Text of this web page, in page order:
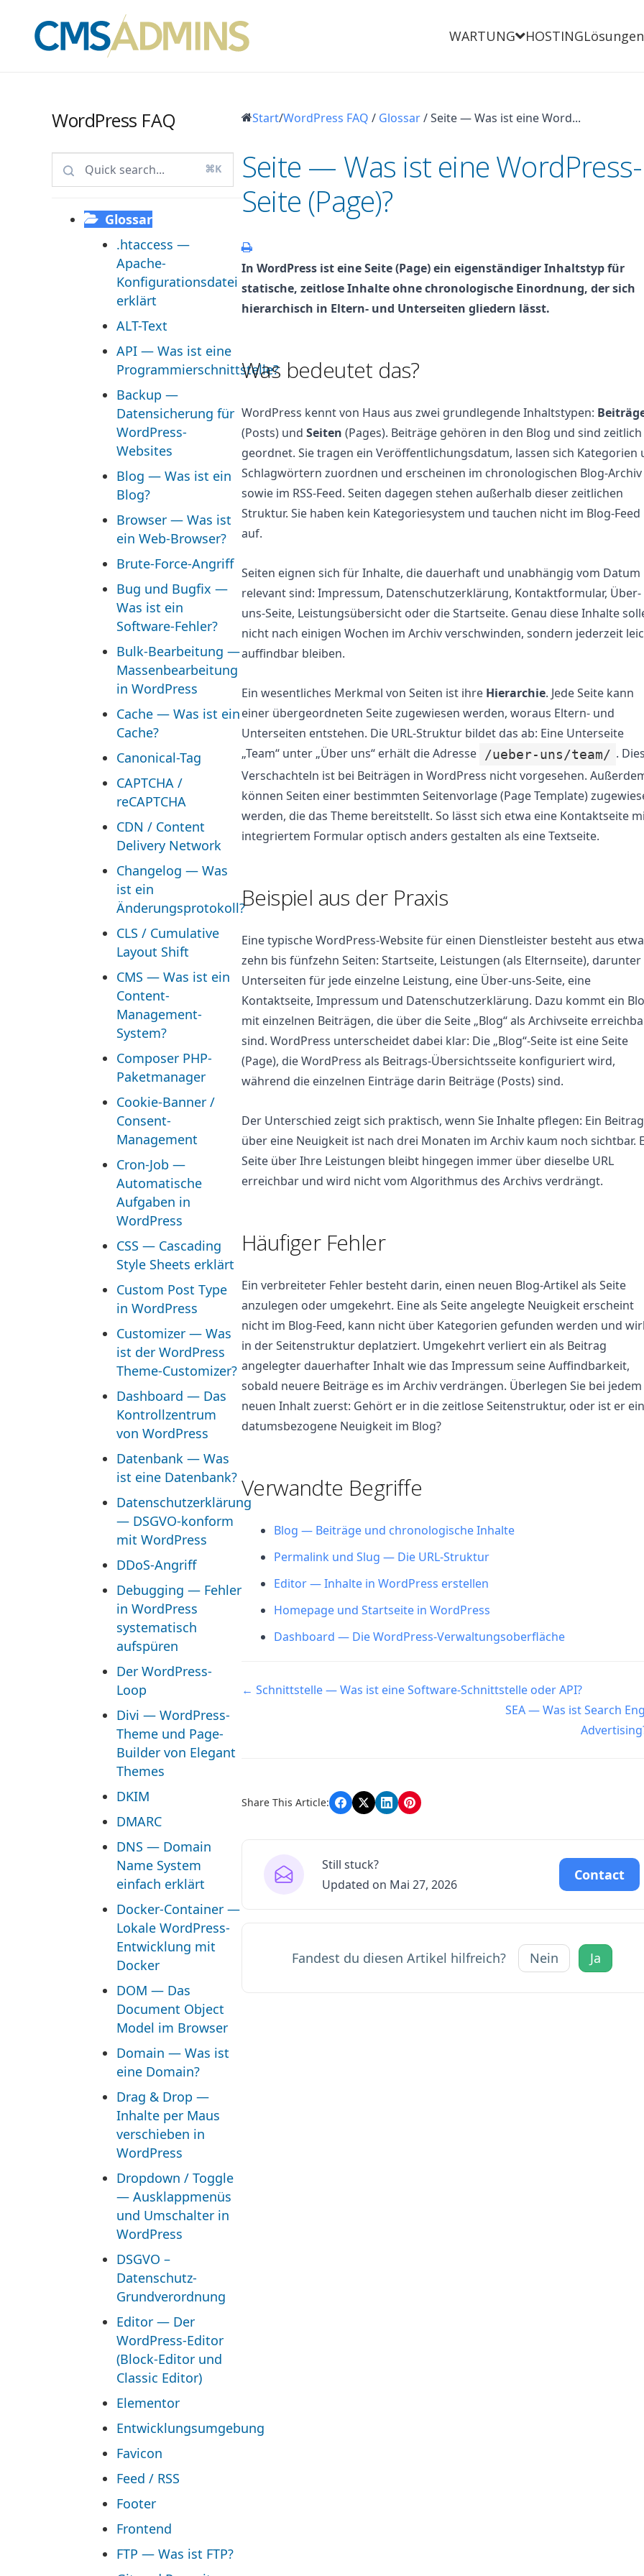
WARTUNG HOSTING
WordPress FAQ
⌘K
Glossar
.htaccess —
Apache-
Konfigurationsdatei
erklärt
ALT-Text
API — Was ist eine
Programmierschnittstelle?
Backup —
Datensicherung für
WordPress-
Websites
Blog — Was ist ein
Blog?
Browser — Was ist
ein Web-Browser?
Brute-Force-Angriff
Bug und Bugfix —
Was ist ein
Software-Fehler?
Bulk-Bearbeitung —
Massenbearbeitung
in WordPress
Cache — Was ist ein
Cache?
Canonical-Tag
CAPTCHA /
reCAPTCHA
CDN / Content
Delivery Network
Changelog — Was
ist ein
Änderungsprotokoll?
CLS / Cumulative
Layout Shift
CMS — Was ist ein
Content-
Management-
System?
Composer PHP-
Paketmanager
Cookie-Banner /
Consent-
Management
Cron-Job —
Automatische
Aufgaben in
WordPress
CSS — Cascading
Style Sheets erklärt
Custom Post Type
in WordPress
Customizer — Was
ist der WordPress
Theme-Customizer?
Dashboard — Das
Kontrollzentrum
von WordPress
Datenbank — Was
ist eine Datenbank?
Datenschutzerklärung
— DSGVO-konform
mit WordPress
DDoS-Angriff
Debugging — Fehler
in WordPress
systematisch
aufspüren
Der WordPress-
Loop
Divi — WordPress-
Theme und Page-
Builder von Elegant
Themes
DKIM
DMARC
DNS — Domain
Name System
einfach erklärt
Docker-Container —
Lokale WordPress-
Entwicklung mit
Docker
DOM — Das
Document Object
Model im Browser
Domain — Was ist
eine Domain?
Drag & Drop —
Inhalte per Maus
verschieben in
WordPress
Dropdown / Toggle
— Ausklappmenüs
und Umschalter in
WordPress
DSGVO –
Datenschutz-
Grundverordnung
Editor — Der
WordPress-Editor
(Block-Editor und
Classic Editor)
Elementor
Entwicklungsumgebung
Favicon
Feed / RSS
Footer
Frontend
FTP — Was ist FTP?
Start/WordPress FAQ / Glossar/Seite — Was ist eine Word...
Seite — Was ist eine WordPress-
Seite (Page)?
In WordPress ist eine Seite (Page) ein eigenständiger Inhaltstyp für
statische, zeitlose Inhalte ohne chronologische Einordnung, der sich
hierarchisch in Eltern- und Unterseiten gliedern lässt.
Was bedeutet das?
WordPress kennt von Haus aus zwei grundlegende Inhaltstypen:
(Posts) und Seiten (Pages). Beiträge gehören in den Blog und sind zeitlich
geordnet. Sie tragen ein Veröffentlichungsdatum, lassen sich Kategorien
Schlagwörtern zuordnen und erscheinen im chronologischen Blog-Archiv
sowie im RSS-Feed. Seiten dagegen stehen außerhalb dieser zeitlichen
Struktur. Sie haben kein Kategoriesystem und tauchen nicht im Blog-Feed
auf.
Seiten eignen sich für Inhalte, die dauerhaft und unabhängig vom Datum
relevant sind: Impressum, Datenschutzerklärung, Kontaktformular, Über-
uns-Seite, Leistungsübersicht oder die Startseite. Genau diese Inhalte
nicht nach einigen Wochen im Archiv verschwinden, sondern jederzeit
auffindbar bleiben.
Ein wesentliches Merkmal von Seiten ist ihre Hierarchie. Jede Seite kann
einer übergeordneten Seite zugewiesen werden, woraus Eltern- und
Unterseiten entstehen. Die URL-Struktur bildet das ab: Eine Unterseite
„Team“ unter „Über uns“ erhält die Adresse
/ueber-uns/team/ .
Verschachteln ist bei Beiträgen in WordPress nicht vorgesehen.
können Seiten einer bestimmten Seitenvorlage (Page Template)
werden, die das Theme bereitstellt. So lässt sich etwa eine Kontaktseite
integriertem Formular optisch anders gestalten als eine Textseite.
Beispiel aus der Praxis
Eine typische WordPress-Website für einen Dienstleister besteht aus etwa
zehn bis fünfzehn Seiten: Startseite, Leistungen (als Elternseite), darunter
Unterseiten für jede einzelne Leistung, eine Über-uns-Seite, eine
Kontaktseite, Impressum und Datenschutzerklärung. Dazu kommt ein
mit einzelnen Beiträgen, die über die Seite „Blog“ als Archivseite
sind. WordPress unterscheidet dabei klar: Die „Blog“-Seite ist eine Seite
(Page), die WordPress als Beitrags-Übersichtsseite konfiguriert wird,
während die einzelnen Einträge darin Beiträge (Posts) sind.
Der Unterschied zeigt sich praktisch, wenn Sie Inhalte pflegen: Ein Beitrag
über eine Neuigkeit ist nach drei Monaten im Archiv kaum noch sichtbar.
Seite über Ihre Leistungen bleibt hingegen immer über dieselbe URL
erreichbar und wird nicht vom Algorithmus des Archivs verdrängt.
Häufiger Fehler
Ein verbreiteter Fehler besteht darin, einen neuen Blog-Artikel als Seite
anzulegen oder umgekehrt. Eine als Seite angelegte Neuigkeit erscheint
nicht im Blog-Feed, kann nicht über Kategorien gefunden werden und
in der Seitenstruktur deplatziert. Umgekehrt verliert ein als Beitrag
angelegter dauerhafter Inhalt wie das Impressum seine Auffindbarkeit,
sobald neuere Beiträge es im Archiv verdrängen. Überlegen Sie bei jedem
neuen Inhalt zuerst: Gehört er in die zeitlose Seitenstruktur, oder ist er
datumsbezogene Neuigkeit im Blog?
Verwandte Begriffe
Blog — Beiträge und chronologische Inhalte
Permalink und Slug — Die URL-Struktur
Editor — Inhalte in WordPress erstellen
Homepage und Startseite in WordPress
Dashboard — Die WordPress-Verwaltungsoberfläche
Navigation
← Schnittstelle — Was ist eine Software-Schnittstelle oder API?
SEA — Was ist Search
Share This Article:
Still stuck?
Updated on Mai 27, 2026
Contact
Fandest du diesen Artikel hilfreich? Nein Ja